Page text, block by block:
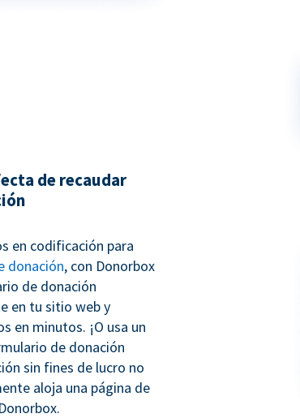
de recaudar
en codificación para
donación, con Donorbox
de donación
en tu sitio web y
en minutos. ¡O usa un
de donación
sin fines de lucro no
aloja una página de